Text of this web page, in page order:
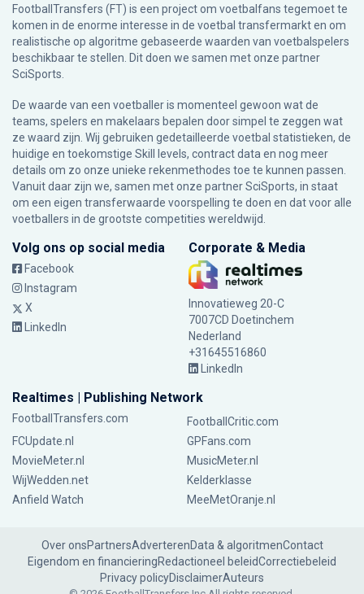
FootballTransfers (FT) is een project om voetbalfans tegemoet te
komen in de enorme interesse in de voetbal transfermarkt en om
realistische op algoritme gebaseerde waarden van voetbalspelers
beschikbaar te stellen. Dit doen we samen met onze partner
SciSports
De waarde van een voetballer is momenteel gewoon wat de
teams, spelers en makelaars bepalen door simpel te zeggen wat
ze waard zijn. Wij gebruiken gedetailleerde voetbal statistieken, de
huidige en toekomstige Skill levels, contract data en nog meer
details om zo onze unieke rekenmethodes toe te kunnen passen.
Vanuit daar zijn we, samen met onze partner SciSports, in staat
om een eigen transferwaarde voorspelling te doen en dat voor alle
voetballers in de grootste competities wereldwijd.
Volg ons op social media
Facebook
Instagram
X
LinkedIn
Corporate & Media
Innovatieweg 20-C
7007CD Doetinchem
Nederland
+31645516860
LinkedIn
Realtimes | Publishing Network
FootballTransfers.com
FootballCritic.com
FCUpdate.nl
GPFans.com
MovieMeter.nl
MusicMeter.nl
WijWedden.net
Kelderklasse
Anfield Watch
MeeMetOranje.nl
Over onsPartnersAdverterenData & algoritmenContact
Eigendom en financieringRedactioneel beleidCorrectiebeleid
Privacy policyDisclaimerAuteurs